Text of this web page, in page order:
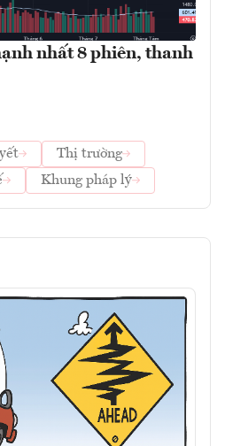
nhất 8 phiên, thanh
Thị trường
Khung pháp lý